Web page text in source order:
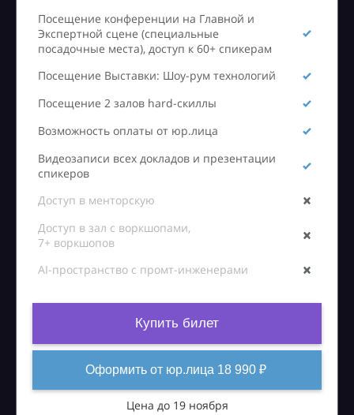
Посещение конференции на Главной и
Экспертной сцене (специальные
посадочные места), доступ к 60+ спикерам
Посещение Выставки: Шоу-рум технологий
Посещение 2 залов hard-скиллы
Возможность оплаты от юр.лица
Видеозаписи всех докладов и презентации
спикеров
Доступ в менторскую
Доступ в зал с воркшопами,
7+ воркшопов
AI-пространство с промт-инженерами
Купить билет
Оформить от юр.лица 18 990 ₽
Цена до 19 ноября